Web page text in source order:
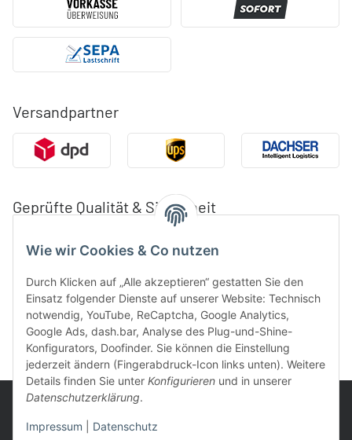
Wie wir Cookies & Co nutzen
Durch Klicken auf „Alle akzeptieren“ gestatten Sie den
Einsatz folgender Dienste auf unserer Website: Technisch
notwendig, YouTube, ReCaptcha, Google Analytics,
Google Ads, dash.bar, Analyse des Plug-und-Shine-
Konfigurators, Doofinder. Sie können die Einstellung
jederzeit ändern (Fingerabdruck-Icon links unten). Weitere
Details finden Sie unter Konfigurieren und in unserer
Datenschutzerklärung.
Impressum Datenschutz
Versandpartner
Geprüfte Qualität & Sicherheit